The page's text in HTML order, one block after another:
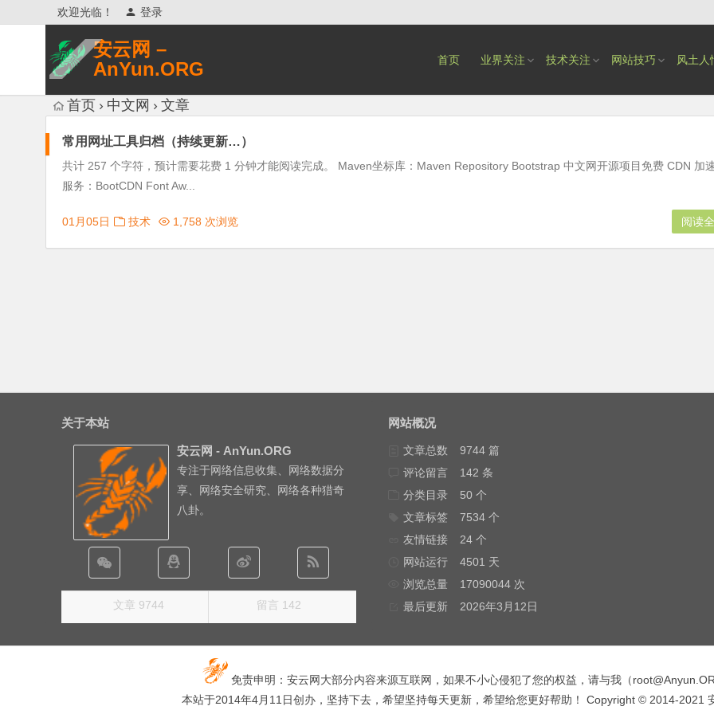
欢迎光临！ 登录
安云网 –
AnYun.ORG
网络安全研究、网络各种猎奇八卦。
首页 业界关注 技术关注 网站技巧 风土人
首页 中文网 文章
常用网址工具归档（持续更新…）
共计 257 个字符，预计需要花费 1 分钟才能阅读完成。 Maven坐标库：Maven Repository Bootstrap 中文网开源项目免费 CDN 加
服务：BootCDN Font Aw...
01月05日 技术 1,758 次浏览 阅读
关于本站
安云网 - AnYun.ORG
专注于网络信息收集、网络数据分
享、网络安全研究、网络各种猎奇
八卦。
文章 9744 留言 142
网站概况
文章总数
9744 篇
评论留言
142 条
分类目录
50 个
文章标签
7534 个
友情链接
24 个
网站运行
4501 天
浏览总量
17090044 次
最后更新
2026年3月12日
免责申明：安云网大部分内容来源互联网，如果不小心侵犯了您的权益，请与我（
本站于2014年4月11日创办，坚持下去，希望坚持每天更新，希望给您更好帮助！ Copyright © 2014-2021